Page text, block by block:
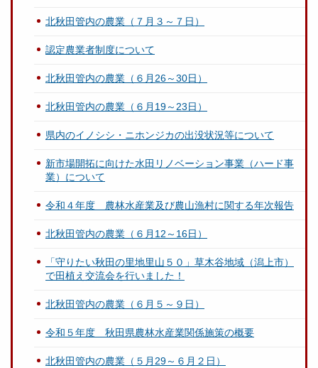
北秋田管内の農業（７月３～７日）
認定農業者制度について
北秋田管内の農業（６月26～30日）
北秋田管内の農業（６月19～23日）
県内のイノシシ・ニホンジカの出没状況等について
新市場開拓に向けた水田リノベーション事業（ハード事
業）について
令和４年度 農林水産業及び農山漁村に関する年次報告
北秋田管内の農業（６月12～16日）
「守りたい秋田の里地里山５０」草木谷地域（潟上市）
で田植え交流会を行いました！
北秋田管内の農業（６月５～９日）
令和５年度 秋田県農林水産業関係施策の概要
北秋田管内の農業（５月29～６月２日）